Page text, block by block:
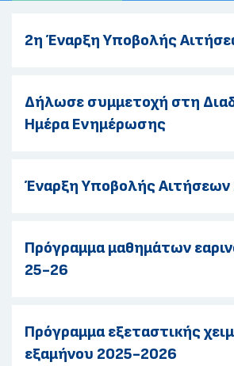
2η Έναρξη Υποβολής
Δήλωσε συμμετοχή στη
Ημέρα Ενημέρωσης
Έναρξη Υποβολής Αιτήσεων
Πρόγραμμα μαθημάτων
25-26
Πρόγραμμα εξεταστικής
εξαμήνου 2025-2026